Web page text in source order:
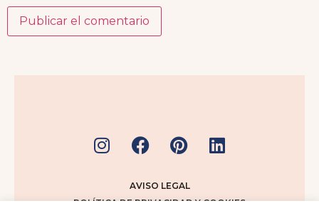
AVISO LEGAL
POLÍTICA DE PRIVACIDAD Y COOKIES